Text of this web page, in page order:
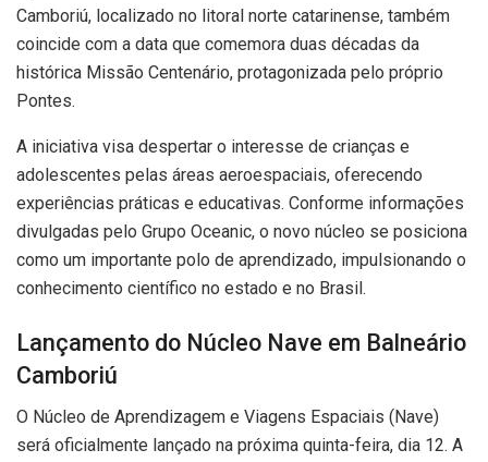
Camboriú, localizado no litoral norte catarinense, também
coincide com a data que comemora duas décadas da
histórica Missão Centenário, protagonizada pelo próprio
Pontes.
A iniciativa visa despertar o interesse de crianças e
adolescentes pelas áreas aeroespaciais, oferecendo
experiências práticas e educativas. Conforme informações
divulgadas pelo Grupo Oceanic, o novo núcleo se posiciona
como um importante polo de aprendizado, impulsionando o
conhecimento científico no estado e no Brasil.
Lançamento do Núcleo Nave em Balneário
Camboriú
O Núcleo de Aprendizagem e Viagens Espaciais (Nave)
será oficialmente lançado na próxima quinta-feira, dia 12. A